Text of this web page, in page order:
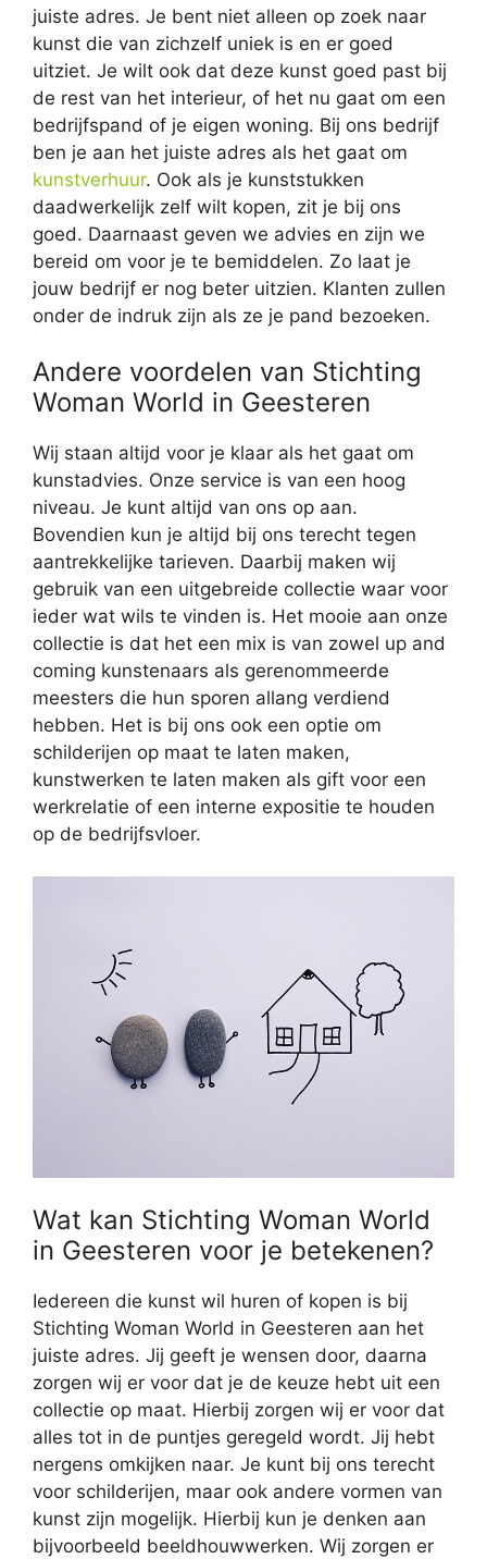
juiste adres. Je bent niet alleen op zoek naar
kunst die van zichzelf uniek is en er goed
uitziet. Je wilt ook dat deze kunst goed past bij
de rest van het interieur, of het nu gaat om een
bedrijfspand of je eigen woning. Bij ons bedrijf
ben je aan het juiste adres als het gaat om
kunstverhuur. Ook als je kunststukken
daadwerkelijk zelf wilt kopen, zit je bij ons
goed. Daarnaast geven we advies en zijn we
bereid om voor je te bemiddelen. Zo laat je
jouw bedrijf er nog beter uitzien. Klanten zullen
onder de indruk zijn als ze je pand bezoeken.
Andere voordelen van Stichting
Woman World in Geesteren
Wij staan altijd voor je klaar als het gaat om
kunstadvies. Onze service is van een hoog
niveau. Je kunt altijd van ons op aan.
Bovendien kun je altijd bij ons terecht tegen
aantrekkelijke tarieven. Daarbij maken wij
gebruik van een uitgebreide collectie waar voor
ieder wat wils te vinden is. Het mooie aan onze
collectie is dat het een mix is van zowel up and
coming kunstenaars als gerenommeerde
meesters die hun sporen allang verdiend
hebben. Het is bij ons ook een optie om
schilderijen op maat te laten maken,
kunstwerken te laten maken als gift voor een
werkrelatie of een interne expositie te houden
op de bedrijfsvloer.
Wat kan Stichting Woman World
in Geesteren voor je betekenen?
Iedereen die kunst wil huren of kopen is bij
Stichting Woman World in Geesteren aan het
juiste adres. Jij geeft je wensen door, daarna
zorgen wij er voor dat je de keuze hebt uit een
collectie op maat. Hierbij zorgen wij er voor dat
alles tot in de puntjes geregeld wordt. Jij hebt
nergens omkijken naar. Je kunt bij ons terecht
voor schilderijen, maar ook andere vormen van
kunst zijn mogelijk. Hierbij kun je denken aan
bijvoorbeeld beeldhouwwerken. Wij zorgen er